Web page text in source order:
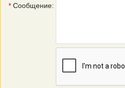
* Сообщение: